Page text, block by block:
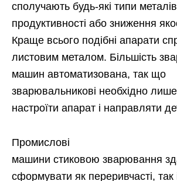
сполучають будь-які типи
продуктивності або зниження
Краще всього подібні апарати
листовим металом. Більшість
машин автоматизована, так що
зварювальникові необхідно
настроїти апарат і направляти
Промислові
машини стиковою зварювання
сформувати як переривчасті, так